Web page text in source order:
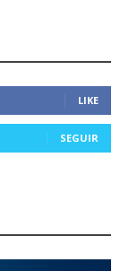
LIKE
SEGUIR